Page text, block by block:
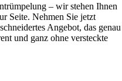
– wir stehen Ihnen
Seite. Nehmen Sie jetzt
Angebot, das genau
und ganz ohne versteckte